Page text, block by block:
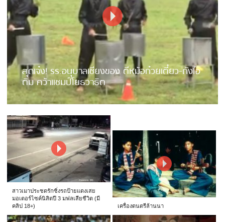
สุดเจ๋ง! รร.อนุบาลเชียงของ ตีหม้อก๋วยเตี๋ยว-ถังไอ
ติม คว้าแชมป์โยธวาธิต
สาวเมาประชดรักซิ่งรถป้ายแดงเสย
มอเตอร์ไซค์นิสิตปี 3 มฟลเสียชีวิต (มี
คลิป 18+)
เครื่องดนตรีล้านนา